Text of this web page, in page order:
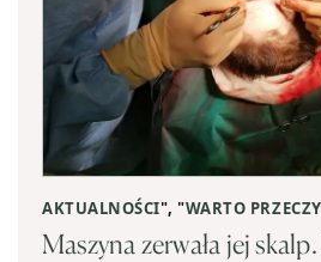
AKTUALNOŚCI", "WARTO
Maszyna zerwała jej